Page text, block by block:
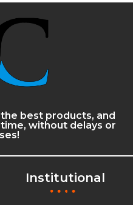
best products, and
without delays or
Institutional